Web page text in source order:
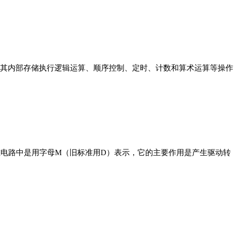
内部存储执行逻辑运算、顺序控制、定时、计数和算术运算等操作
路中是用字母M（旧标准用D）表示，它的主要作用是产生驱动转